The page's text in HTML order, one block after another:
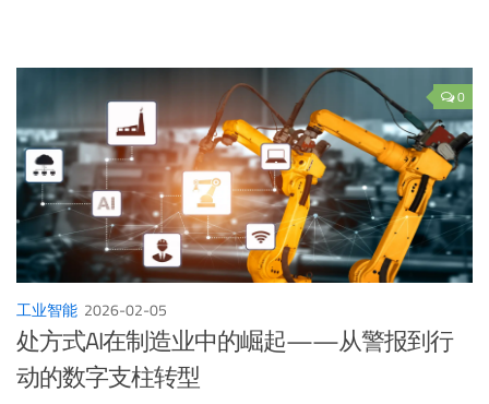
支出，这不仅是亚马逊自身的豪赌，更是全球科技巨头集体
0
工业智能 2026-02-05
处方式AI在制造业中的崛起——从警报到行
动的数字支柱转型